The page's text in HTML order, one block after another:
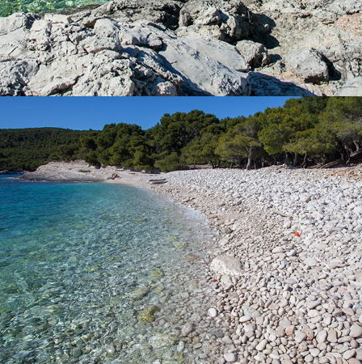
PLAŽA SREBRENA
Plaža Srebrena je najpoznatija viška plaža. Bogata je
hladovinom borove šume. Plaža je dobila ime po sjaju velikih
oblutaka na mjesečini. Morskim putem možete pristupiti plaži s
brodom kojeg možete iznajmiti kod nas ili Vam predlažemo
odlazak na cijelodnevni izlet s našim brzim taxi brodom koji je
idealan za obitelji s djecom. Do plaže možete doći i s autom
nakon čega slijedi šetnja od 15ak minuta.
x